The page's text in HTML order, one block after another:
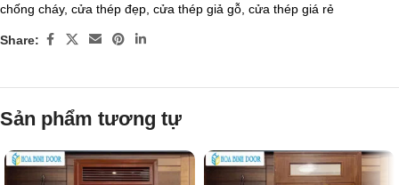
chống cháy, cửa thép đẹp cửa thép giả gỗ cửa thép giá rẻ
Share:
Sản phẩm tương tự